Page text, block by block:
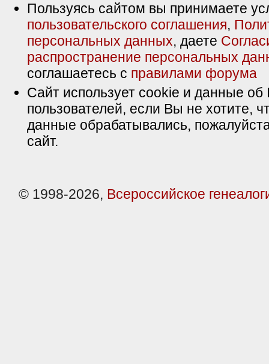
Пользуясь сайтом вы принимаете
пользовательского соглашения,
персональных данных, даете
распространение персональных
соглашаетесь с правилами форума
Сайт использует cookie и данные об
пользователей, если Вы не хотите,
данные обрабатывались,
сайт.
© 1998-2026, Всероссийское